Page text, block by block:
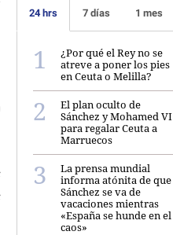
24 hrs 7 días 1 mes
¿Por qué el Rey no se
atreve a poner los pies
en Ceuta o Melilla?
El plan oculto de
Sánchez y Mohamed VI
para regalar Ceuta a
Marruecos
La prensa mundial
informa atónita de que
Sánchez se va de
vacaciones mientras
«España se hunde en el
caos»